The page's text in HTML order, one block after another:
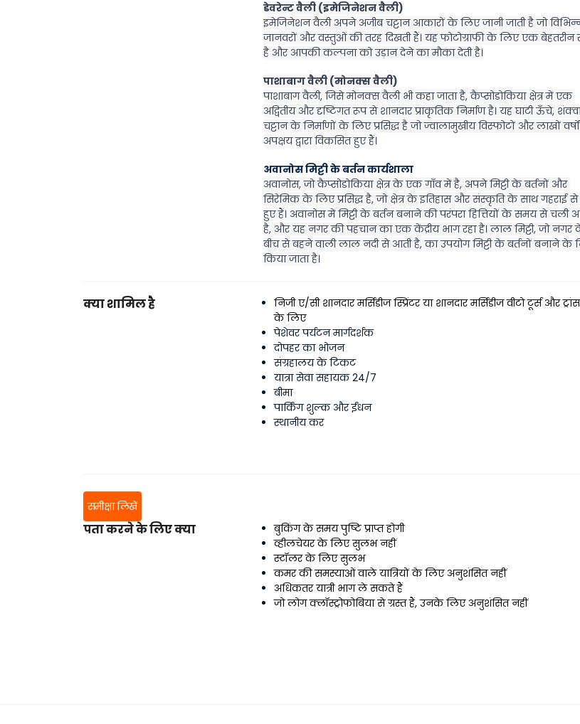
डेवरेन्ट वैली (इमेजिनेशन वैली)
इमेजिनेशन वैली अपने अजीब चट्टान आकारों के लिए जानी जाती है जो
जानवरों और वस्तुओं की तरह दिखती हैं। यह फोटोग्राफी के लिए एक बेहतरीन
है और आपकी कल्पना को उड़ान देने का मौका देती है।
पाशाबाग वैली (मोनक्स वैली)
पाशाबाग वैली, जिसे मोनक्स वैली भी कहा जाता है, कैप्सोडोकिया क्षेत्र में एक
अद्वितीय और दृष्टिगत रूप से शानदार प्राकृतिक निर्माण है। यह घाटी ऊँचे,
चट्टान के निर्माणों के लिए प्रसिद्ध है जो ज्वालामुखीय विस्फोटों और लाखों
अपक्षय द्वारा विकसित हुए हैं।
अवानोस मिट्टी के बर्तन कार्यशाला
अवानोस, जो कैप्सोडोकिया क्षेत्र के एक गाँव में है, अपने मिट्टी के बर्तनों और
सिरेमिक के लिए प्रसिद्ध है, जो क्षेत्र के इतिहास और संस्कृति के साथ गहराई
हुए हैं। अवानोस में मिट्टी के बर्तन बनाने की परंपरा हित्तियों के समय से चली
है, और यह नगर की पहचान का एक केंद्रीय भाग रहा है। लाल मिट्टी, जो नगर
बीच से बहने वाली लाल नदी से आती है, का उपयोग मिट्टी के बर्तनों बनाने के
किया जाता है।
क्या शामिल है
निजी ए/सी शानदार मर्सिडीज स्प्रिंटर या शानदार मर्सिडीज वीटो टूर्स और
के लिए
पेशेवर पर्यटन मार्गदर्शक
दोपहर का भोजन
संग्रहालय के टिकट
यात्रा सेवा सहायक 24/7
बीमा
पार्किंग शुल्क और ईंधन
स्थानीय कर
समीक्षा लिखें
पता करने के लिए क्या
बुकिंग के समय पुष्टि प्राप्त होगी
व्हीलचेयर के लिए सुलभ नहीं
स्टॉलर के लिए सुलभ
कमर की समस्याओं वाले यात्रियों के लिए अनुशंसित नहीं
अधिकतर यात्री भाग ले सकते हैं
जो लोग क्लॉस्ट्रोफोबिया से ग्रस्त हैं, उनके लिए अनुशंसित नहीं